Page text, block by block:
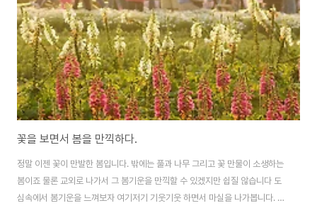
꽃을 보면서 봄을 만끽하다.
정말 이젠 꽃이 만발한 봄입니다. 밖에는 풀과 나무 그리고 꽃 만물이 소생하는
봄이죠 물론 교외로 나가서 그 봄기운을 만끽할 수 있겠지만 쉽질 않습니다 도
심속에서 봄기운을 느껴보자 여기저기 기웃기웃 하면서 마실을 나가봅니다. 튤